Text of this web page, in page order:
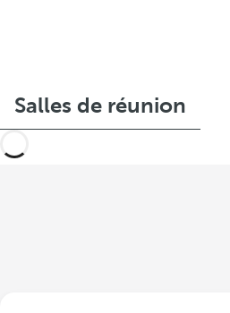
Salles de réunion